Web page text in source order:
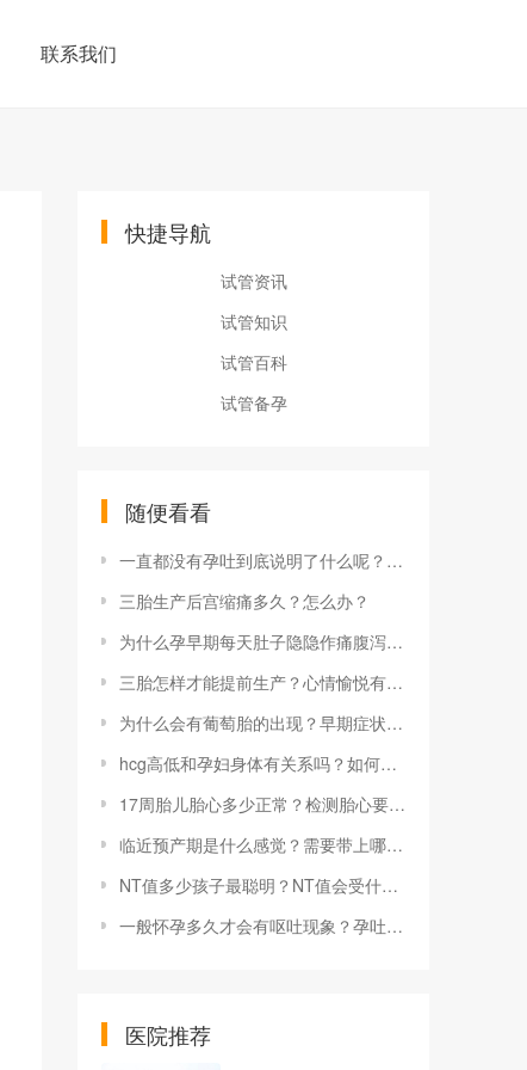
联系我们
快捷导航
试管资讯
试管知识
试管百科
试管备孕
随便看看
一直都没有孕吐到底说明了什么呢？孕吐多少周会消失？
三胎生产后宫缩痛多久？怎么办？
为什么孕早期每天肚子隐隐作痛腹泻？孕早期肚子痛腹泻怎么办？
三胎怎样才能提前生产？心情愉悦有助于自然分娩吗？
为什么会有葡萄胎的出现？早期症状是怎样的？
hcg高低和孕妇身体有关系吗？如何监测hcg水平？
17周胎儿胎心多少正常？检测胎心要注意什么？
临近预产期是什么感觉？需要带上哪些物品？
NT值多少孩子最聪明？NT值会受什么影响？
一般怀孕多久才会有呕吐现象？孕吐原因有哪些？
医院推荐